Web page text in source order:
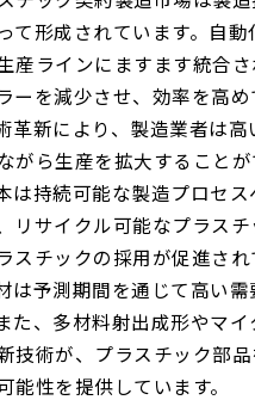
て形成されています。自動
産ラインにますます統合
ーを減少させ、効率を高め
革新により、製造業者は高
がら生産を拡大することが
は持続可能な製造プロセス
リサイクル可能なプラス
スチックの採用が促進され
は予測期間を通じて高い需
た、多材料射出成形やマイ
技術が、プラスチック部
能性を提供しています。